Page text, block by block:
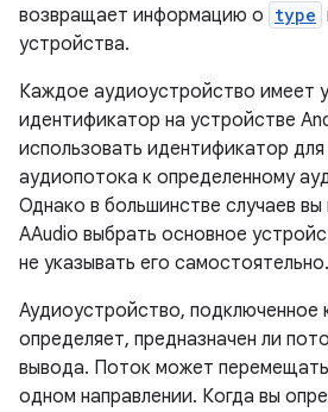
возвращает информацию о type
устройства.
Каждое аудиоустройство имеет
идентификатор на устройстве
использовать идентификатор для
аудиопотока к определенному
Однако в большинстве случаев
AAudio выбрать основное
не указывать его самостоятельно.
Аудиоустройство, подключенное
определяет, предназначен ли
вывода. Поток может
одном направлении. Когда вы